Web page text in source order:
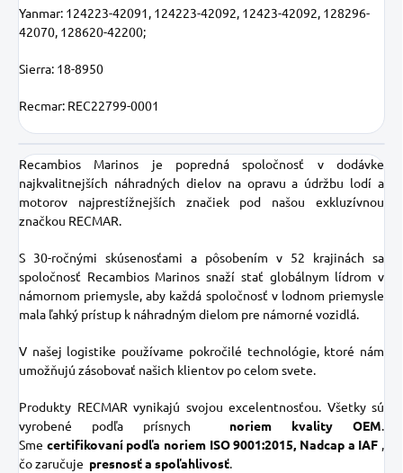
Yanmar: 124223-42091, 124223-42092, 12423-42092, 128296-
42070, 128620-42200;
Sierra: 18-8950
Recmar: REC22799-0001
Recambios Marinos je popredná spoločnosť v dodávke
najkvalitnejších náhradných dielov na opravu a údržbu lodí a
motorov najprestížnejších značiek pod našou exkluzívnou
značkou RECMAR.
S 30-ročnými skúsenosťami a pôsobením v 52 krajinách sa
spoločnosť Recambios Marinos snaží stať globálnym lídrom v
námornom priemysle, aby každá spoločnosť v lodnom priemysle
mala ľahký prístup k náhradným dielom pre námorné vozidlá.
V našej logistike používame pokročilé technológie, ktoré nám
umožňujú zásobovať našich klientov po celom svete.
Produkty RECMAR vynikajú svojou excelentnosťou. Všetky sú
vyrobené podľa prísnych
noriem kvality OEM.
Sme certifikovaní podľa noriem ISO 9001:2015, Nadcap a IAF ,
čo zaručuje presnosť a spoľahlivosť.